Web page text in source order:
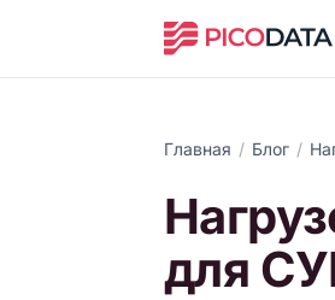
Главная / Блог /
для